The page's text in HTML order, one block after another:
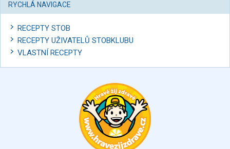
RYCHLÁ NAVIGACE
RECEPTY STOB
RECEPTY UŽIVATELŮ STOBKLUBU
VLASTNÍ RECEPTY